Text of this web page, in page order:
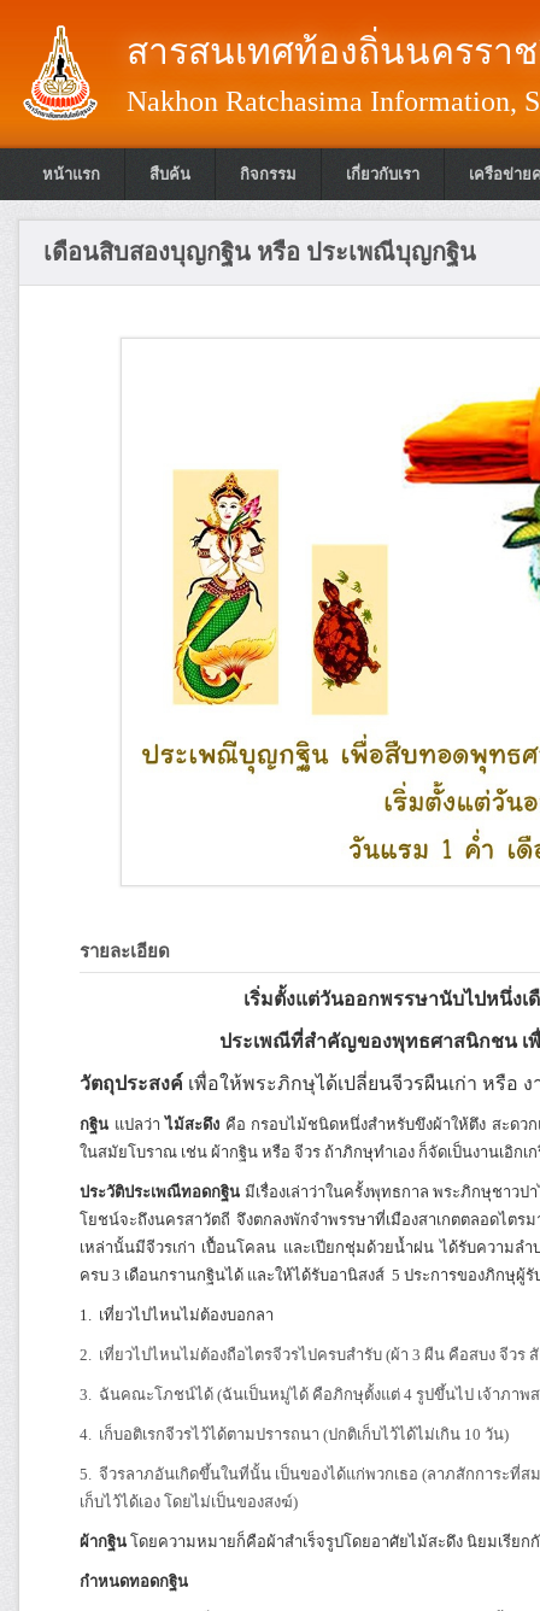
สารสนเทศท้องถิ่นนครรา
Nakhon Ratchasima Information,
หน้าแรก สืบค้น กิจกรรม เกี่ยวกับเรา เครือข่าย
เดือนสิบสองบุญกฐิน หรือ ประเพณีบุญกฐิน
รายละเอียด
เริ่มตั้งแต่วันออกพรรษานับไปหนึ่งเ
ประเพณีที่สำคัญของพุทธศาสนิกชน
วัตถุประสงค์ เพื่อให้พระภิกษุได้เปลี่ยนจีวรผืนเก่า หรือ
กฐิน แปลว่า ไม้สะดึง คือ กรอบไม้ชนิดหนึ่งสำหรับขึงผ้าให้ตึง สะดวก
ในสมัยโบราณ เช่น ผ้ากฐิน หรือ จีวร ถ้าภิกษุทำเอง ก็จัดเป็นงานเอิก
ประวัติประเพณีทอดกฐิน มีเรื่องเล่าว่าในครั้งพุทธกาล พระภิกษุชาวป
โยชน์จะถึงนครสาวัตถี จึงตกลงพักจำพรรษาที่เมืองสาเกตตลอดไต
เหล่านั้นมีจีวรเก่า เปื้อนโคลน และเปียกชุ่มด้วยน้ำฝน ได้รับความล
ครบ 3 เดือนกรานกฐินได้ และให้ได้รับอานิสงส์ 5 ประการของภิกษุผู้
1. เที่ยวไปไหนไม่ต้องบอกลา
2. เที่ยวไปไหนไม่ต้องถือไตรจีวรไปครบสำรับ (ผ้า 3 ผืน คือสบง จีวร
3. ฉันคณะโภชน์ได้ (ฉันเป็นหมู่ได้ คือภิกษุตั้งแต่ 4 รูปขึ้นไป เจ้าภา
4. เก็บอติเรกจีวรไว้ได้ตามปรารถนา (ปกติเก็บไว้ได้ไม่เกิน 10 วัน)
5. จีวรลาภอันเกิดขึ้นในที่นั้น เป็นของได้แก่พวกเธอ (ลาภสักการะที่ส
เก็บไว้ได้เอง โดยไม่เป็นของสงฆ์)
ผ้ากฐิน โดยความหมายก็คือผ้าสำเร็จรูปโดยอาศัยไม้สะดึง นิยมเรีย
กำหนดทอดกฐิน